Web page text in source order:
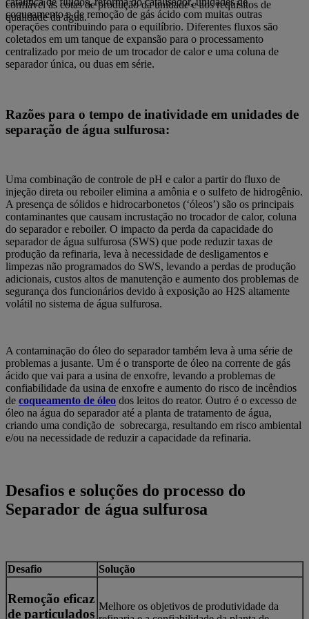
confiável às cotas de produção da unidade e aos requisitos de
qualidade da água.
coqueamento e de remoção de gás ácido com muitas outras
operações contribuindo para o equilíbrio. Diferentes fluxos são
coletados em um tanque de expansão para o processamento
centralizado por meio de um trocador de calor e uma coluna de
separador única, ou duas em série.
Razões para o tempo de inatividade em unidades de
separação de água sulfurosa:
Uma combinação de controle de pH e calor a partir do fluxo de
injeção direta ou reboiler elimina a amônia e o sulfeto de hidrogênio.
A presença de sólidos e hidrocarbonetos (‘óleos’) são os principais
contaminantes que causam incrustação no trocador de calor, coluna
do separador e reboiler. O impacto da perda da capacidade do
separador de água sulfurosa (SWS) que pode reduzir taxas de
produção da refinaria, leva à necessidade de desligamentos e
limpezas não programados do SWS, levando a perdas de produção
adicionais, custos altos de manutenção e aumento dos problemas de
segurança dos funcionários devido à exposição ao H2S altamente
volátil no sistema de água sulfurosa.
A contaminação do óleo do separador também leva à uma série de
problemas a jusante. Um é o transporte de óleo na corrente de gás
ácido que vai para a usina de enxofre, levando a problemas de
confiabilidade da usina de enxofre e aumento do risco de incêndios
de coqueamento de óleo dos leitos do reator. Outro é o excesso de
óleo na água do separador até a planta de tratamento de água,
criando uma condição de sobrecarga, resultando em risco ambiental
e/ou na necessidade de reduzir a capacidade da refinaria.
Desafios e soluções do processo do
Separador de água sulfurosa
Desafio Solução
Remoção eficaz
de particulados
Melhore os objetivos de produtividade da